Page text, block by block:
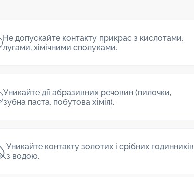
Не допускайте контакту прикрас з кислотами,
лугами, хімічними сполуками.
Уникайте дії абразивних речовин (пилочки,
зубна паста, побутова хімія).
Уникайте контакту золотих і срібних годинників
з водою.